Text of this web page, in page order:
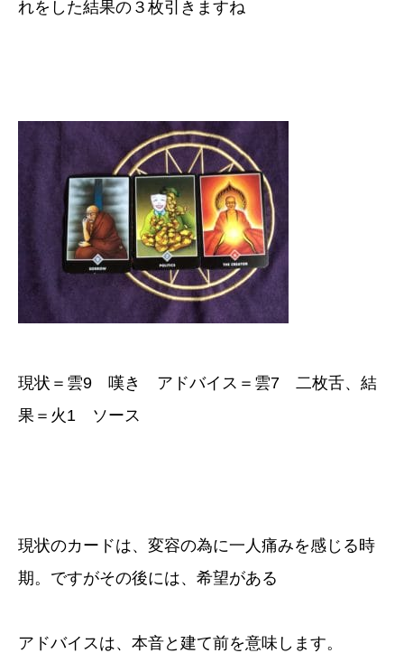
れをした結果の３枚引きますね
現状＝雲9 嘆き アドバイス＝雲7 二枚舌、結
果＝火1 ソース
現状のカードは、変容の為に一人痛みを感じる時
期。ですがその後には、希望がある
アドバイスは、本音と建て前を意味します。